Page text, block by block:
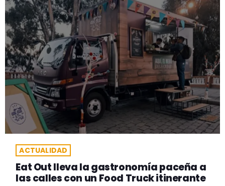
ACTUALIDAD
Eat Out lleva la gastronomía paceña a
las calles con un Food Truck itinerante